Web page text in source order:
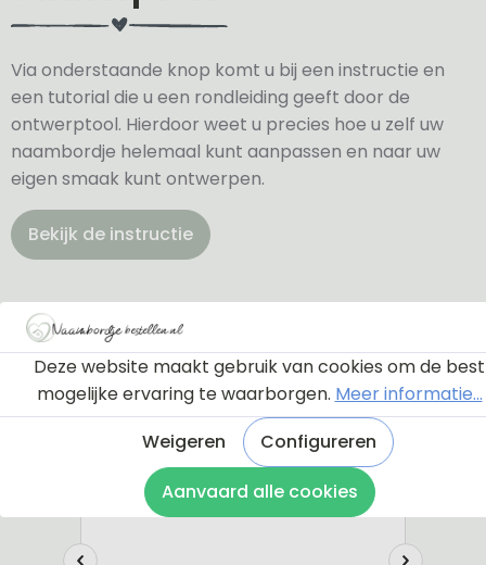
Via onderstaande knop komt u bij een instructie en
een tutorial die u een rondleiding geeft door de
ontwerptool. Hierdoor weet u precies hoe u zelf uw
naambordje helemaal kunt aanpassen en naar uw
eigen smaak kunt ontwerpen.
Bekijk de instructie
Deze website maakt gebruik van cookies om de best
mogelijke ervaring te waarborgen. Meer informatie...
Weigeren
Configureren
Aanvaard alle cookies